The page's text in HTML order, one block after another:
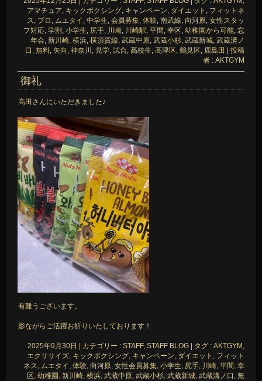
アマチュア, キックボクシング, キャンペーン, ダイエット , フィットネ
ス, プロ , ムエタイ , 中学生, 会員募集, 体験, 南武線, 向河原, 女性スタッ
フ対応, 学割 , 小学生, 尻手, 川崎, 川崎駅, 平間 , 幸区, 幼稚園から可能, 忘
年会, 新川崎, 横浜, 横須賀線, 武蔵中原, 武蔵小杉, 武蔵新城, 武蔵溝ノ
口 , 無料, 矢向 , 神奈川 , 見学, 試合, 高校生, 高津区, 鶴見区, 鹿島田
投稿
者 : AKTGYM
御礼
高田さんにいただきました♪
有難うございます。
影ながらご活躍お祈りいたしております！
2025年9月30日 カテゴリー : STAFF, STAFF BLOG タグ : AKTGYM ,
エクササイズ, キックボクシング, キャンペーン, ダイエット , フィット
ネス, ムエタイ , 体験, 向河原, 女性会員募集, 小学生, 尻手, 川崎, 平間 , 幸
区, 幼稚園 , 新川崎, 横浜, 武蔵中原, 武蔵小杉, 武蔵新城, 武蔵溝ノ口 , 無